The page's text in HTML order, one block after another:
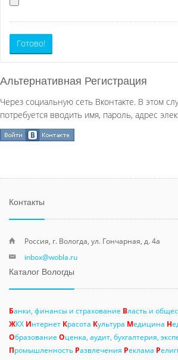
Готово!
Альтернативная Регистрация
Через социальную сеть Вконтакте. В этом
потребуется вводить имя, пароль, адрес
Контакты
Россия, г. Вологда, ул. Гончарная, д. 4а
inbox@wobla.ru
Каталог Вологды
Банки, финансы и страхование Власть и
ЖКХ Интернет Красота Культура Медицина Н
Образование Оценка, аудит, бухгалтерия,
Промышленность Развлечения Реклама Р